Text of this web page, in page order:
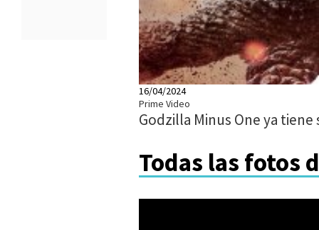
16/04/2024
Prime Video
Godzilla Minus One ya
Todas las fotos